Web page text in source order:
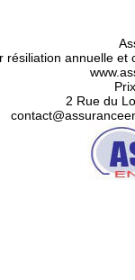
résiliation annuelle
2 Rue du